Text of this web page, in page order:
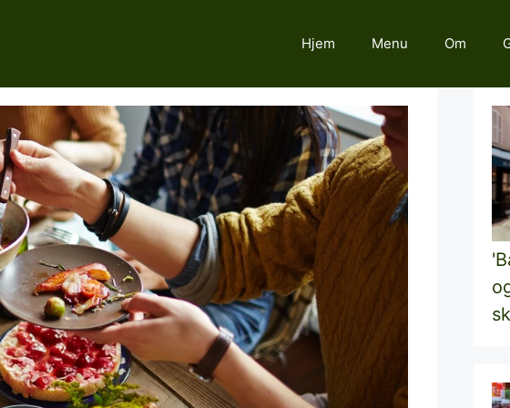
Hjem Menu Om